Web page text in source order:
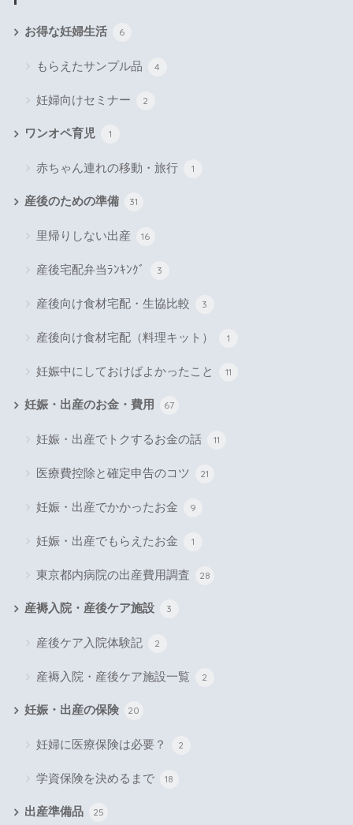
お得な妊婦生活 6
もらえたサンプル品 4
妊婦向けセミナー 2
ワンオペ育児 1
赤ちゃん連れの移動・旅行 1
産後のための準備 31
里帰りしない出産 16
産後宅配弁当ﾗﾝｷﾝｸﾞ 3
産後向け食材宅配・生協比較 3
産後向け食材宅配（料理キット） 1
妊娠中にしておけばよかったこと 11
妊娠・出産のお金・費用 67
妊娠・出産でトクするお金の話 11
医療費控除と確定申告のコツ 21
妊娠・出産でかかったお金 9
妊娠・出産でもらえたお金 1
東京都内病院の出産費用調査 28
産褥入院・産後ケア施設 3
産後ケア入院体験記 2
産褥入院・産後ケア施設一覧 2
妊娠・出産の保険 20
妊婦に医療保険は必要？ 2
学資保険を決めるまで 18
出産準備品 25